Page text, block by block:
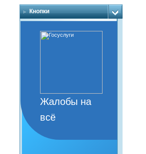
Кнопки
Жалобы на
всё